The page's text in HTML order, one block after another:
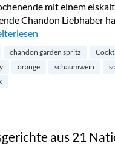
mit einem
Chandon Liebhaber
Chandon
chandon garden spritz
orange schaumwein
aus 21